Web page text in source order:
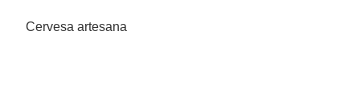
Cervesa artesana